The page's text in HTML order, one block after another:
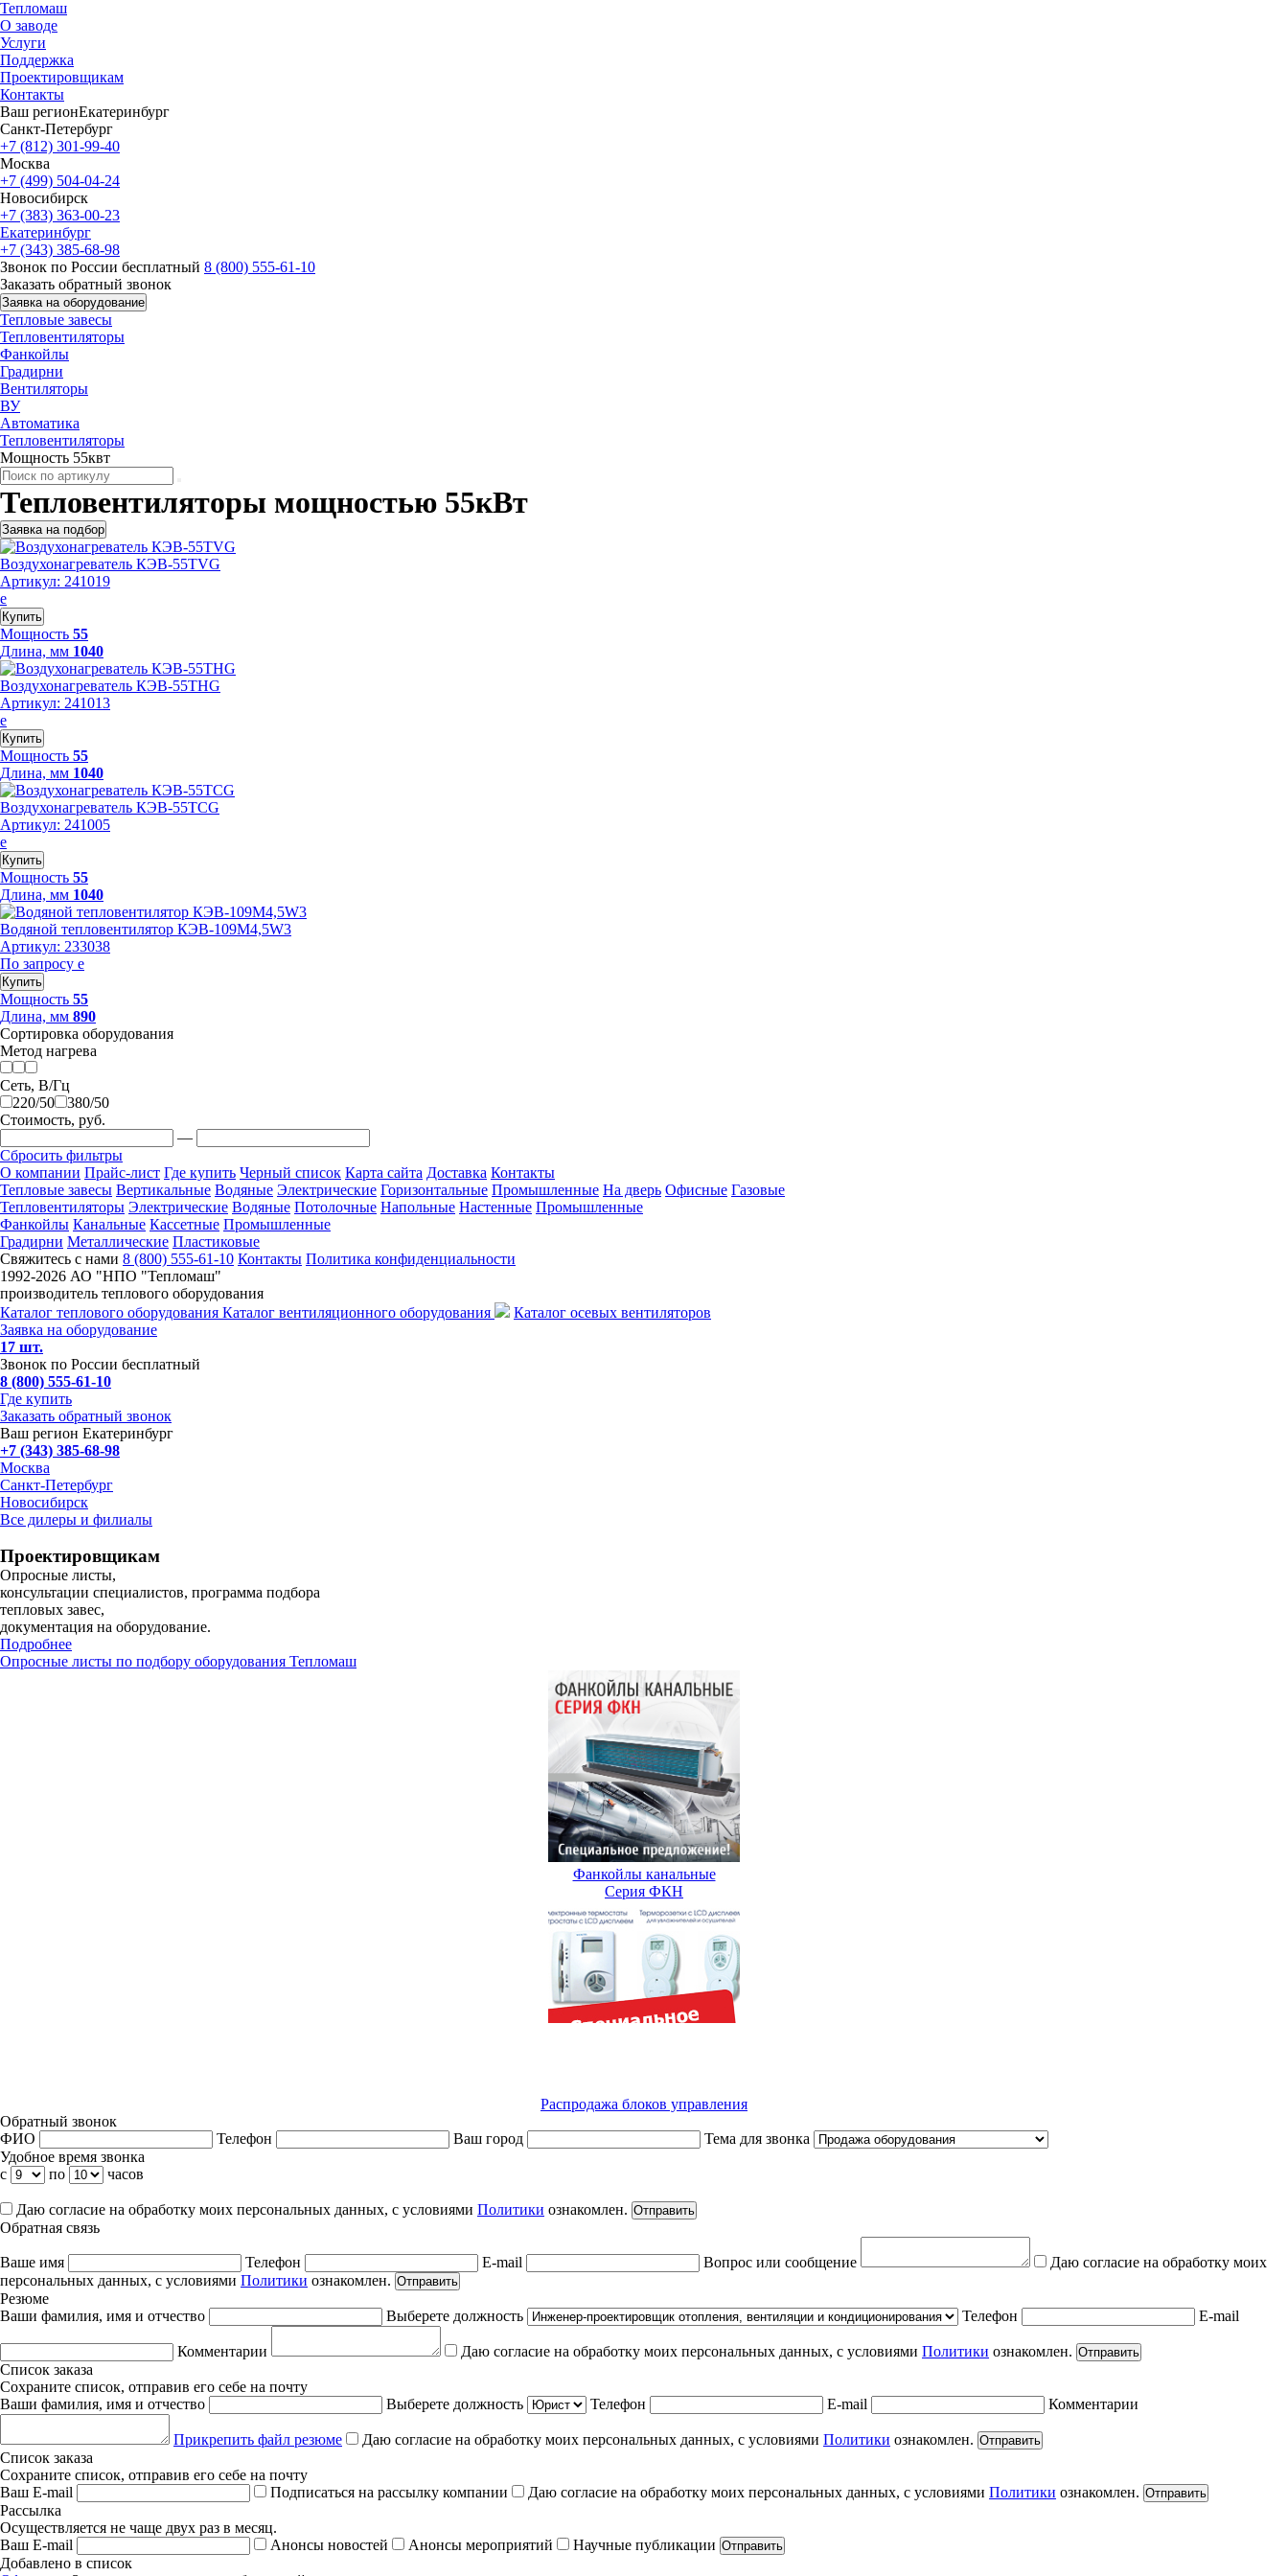
Тепломаш
О заводе
Услуги
Поддержка
Проектировщикам
Контакты
Ваш регионЕкатеринбург
Санкт-Петербург
+7 (812) 301-99-40
Москва
+7 (499) 504-04-24
Новосибирск
+7 (383) 363-00-23
Екатеринбург
+7 (343) 385-68-98
Звонок по России бесплатный 8 (800) 555-61-10
Заказать обратный звонок
Заявка на оборудование
Тепловые завесы
Тепловентиляторы
Фанкойлы
Градирни
Вентиляторы
ВУ
Автоматика
Тепловентиляторы
Мощность 55квт
Тепловентиляторы мощностью 55кВт
Заявка на подбор
Воздухонагреватель КЭВ-55TVG
Артикул: 241019
е
Купить
Мощность 55
Длина, мм 1040
Воздухонагреватель КЭВ-55THG
Артикул: 241013
е
Купить
Мощность 55
Длина, мм 1040
Воздухонагреватель КЭВ-55TСG
Артикул: 241005
е
Купить
Мощность 55
Длина, мм 1040
Водяной тепловентилятор КЭВ-109M4,5W3
Артикул: 233038
По запросу е
Купить
Мощность 55
Длина, мм 890
Сортировка оборудования
Метод нагрева
Сеть, В/Гц
220/50
380/50
Стоимость, руб.
—
Сбросить фильтры
О компании Прайс-лист Где купить Черный список Карта сайта Доставка Контакты
Тепловые завесы Вертикальные Водяные Электрические Горизонтальные Промышленные На дверь Офисные Газовые
Тепловентиляторы Электрические Водяные Потолочные Напольные Настенные Промышленные
Фанкойлы Канальные Кассетные Промышленные
Градирни Металлические Пластиковые
Свяжитесь с нами 8 (800) 555-61-10 Контакты Политика конфиденциальности
1992-2026 АО "НПО "Тепломаш"
производитель теплового оборудования
Каталог теплового оборудования Каталог вентиляционного оборудования
Каталог осевых вентиляторов
Заявка на оборудование
17 шт.
Звонок по России бесплатный
8 (800) 555-61-10
Где купить
Заказать обратный звонок
Ваш регион Екатеринбург
+7 (343) 385-68-98
Москва
Санкт-Петербург
Новосибирск
Все дилеры и филиалы
Проектировщикам
Опросные листы,
консультации специалистов, программа подбора
тепловых завес,
документация на оборудование.
Подробнее
Опросные листы по подбору оборудования Тепломаш
Фанкойлы канальные
Серия ФКН
Распродажа блоков управления
Обратный звонок
ФИО
Телефон Ваш город
Тема для звонка
Удобное время звонка
с
по часов
Даю согласие на обработку моих персональных данных, с условиями Политики ознакомлен. Отправить
Обратная связь
Ваше имя Телефон E-mail Вопрос или сообщение
Даю согласие на обработку моих
персональных данных, с условиями Политики ознакомлен. Отправить
Резюме
Ваши фамилия, имя и отчество
Выберете должность Телефон E-mail
Комментарии Даю согласие на обработку моих персональных данных, с условиями Политики ознакомлен. Отправить
Список заказа
Сохраните список, отправив его себе на почту
Ваши фамилия, имя и отчество
Выберете должность Телефон E-mail Комментарии
Прикрепить файл резюме Даю согласие на обработку моих персональных данных, с условиями Политики ознакомлен. Отправить
Список заказа
Сохраните список, отправив его себе на почту
Ваш E-mail
Подписаться на рассылку компании Даю согласие на обработку моих персональных данных, с условиями Политики ознакомлен. Отправить
Рассылка
Осуществляется не чаще двух раз в месяц.
Ваш E-mail
Анонсы новостей Анонсы мероприятий Научные публикации Отправить
Добавлено в список